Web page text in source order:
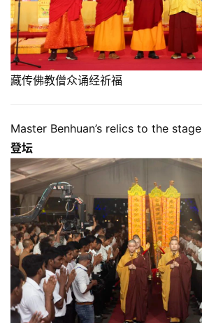
资
讯
僧
音
高
僧
访
谈
心
乐
菩
提
藏传佛教僧众诵经祈福
Master Benhuan’s relics to the stage
登坛